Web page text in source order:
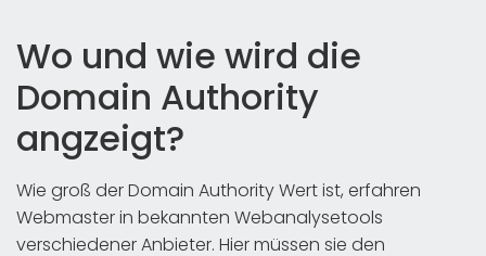
Wo und wie wird die
Domain Authority
angzeigt?
Wie groß der Domain Authority Wert ist, erfahren
Webmaster in bekannten Webanalysetools
verschiedener Anbieter. Hier müssen sie den